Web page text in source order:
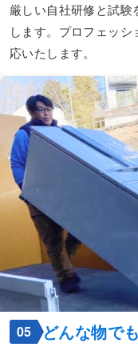
厳しい自社研修と試験
します。プロフェッ
応いたします。
05 どんな物で